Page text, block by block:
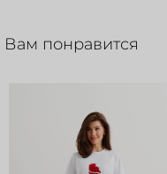
Вам понравится